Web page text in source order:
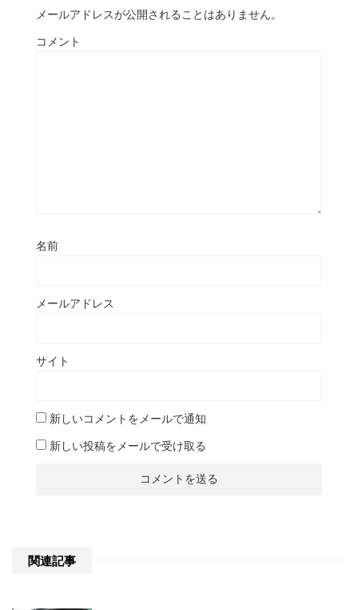
メールアドレスが公開されることはありません。
コメント
名前
メールアドレス
サイト
新しいコメントをメールで通知
新しい投稿をメールで受け取る
関連記事